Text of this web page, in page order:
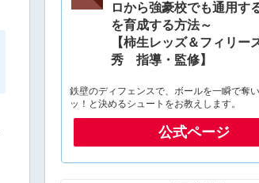
ロから強豪校でも通用す
を育成する方法～
【柿生レッズ＆フィリ
秀 指導・監修】
鉄壁のディフェンスで、ボールを一瞬で奪
ッ！と決めるシュートをお教えします。
公式ページ